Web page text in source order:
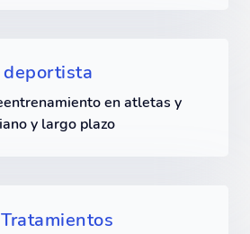
en atletas y
y largo plazo